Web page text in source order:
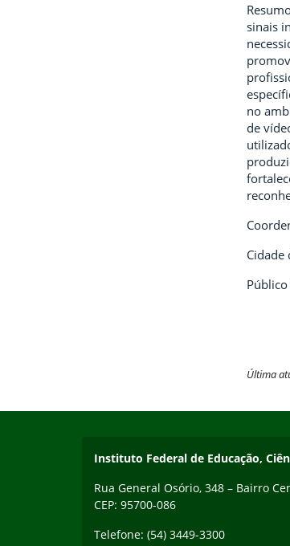
sinais
no
de
Cidade
Última
Contato
Instituto Federal de Educação,
Rua General Osório, 348 – Bairro
CEP: 95700-086
Telefone: (54) 3449-3300